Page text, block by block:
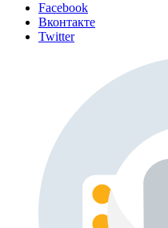
Facebook
Вконтакте
Twitter